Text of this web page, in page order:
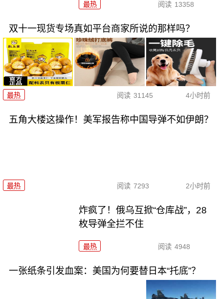
最热 阅读 13358
双十一现货专场真如平台商家所说的那样吗？
最热 阅读 31145 4小时前
五角大楼这操作！美军报告称中国导弹不如伊朗？
最热 阅读 7293 2小时前
炸疯了！俄乌互掀“仓库战”，28
枚导弹全拦不住
最热 阅读 4948
一张纸条引发血案：美国为何要替日本“托底”？